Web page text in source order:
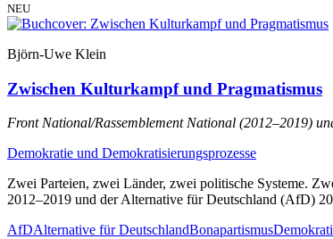
NEU
Björn-Uwe Klein
Zwischen Kulturkampf und Pragmatismus
Front National/Rassemblement National (2012–2019)
Demokratie und Demokratisierungsprozesse
Zwei Parteien, zwei Länder, zwei politische Systeme.
2012–2019 und der Alternative für Deutschland (AfD)
AfDAlternative für DeutschlandBonapartismus